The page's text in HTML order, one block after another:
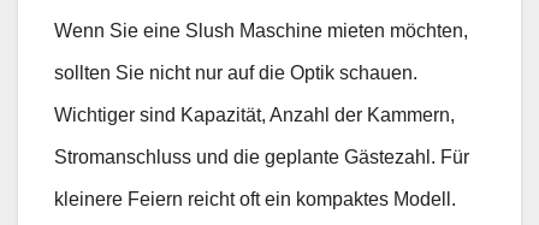
Wenn Sie eine Slush Maschine mieten möchten,
sollten Sie nicht nur auf die Optik schauen.
Wichtiger sind Kapazität, Anzahl der Kammern,
Stromanschluss und die geplante Gästezahl. Für
kleinere Feiern reicht oft ein kompaktes Modell.